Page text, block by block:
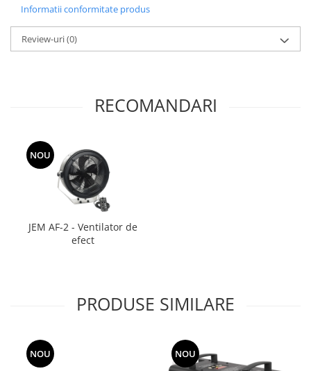
Stative pentru Microfoane
Informatii conformitate produs
Review-uri(0)
RECOMANDARI
NOU
JEM AF-2 - Ventilator de
efect
PRODUSE SIMILARE
NOU NOU